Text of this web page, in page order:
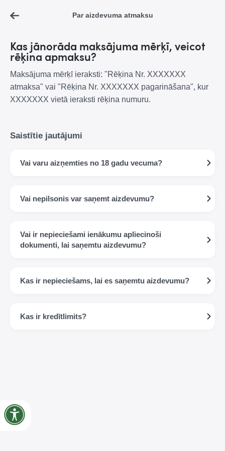
Par aizdevuma atmaksu
Kas jānorāda maksājuma mērķī, veicot
rēķina apmaksu?
Maksājuma mērķī ieraksti: "Rēķina Nr. XXXXXXX
atmaksa" vai "Rēķina Nr. XXXXXXX pagarināšana", kur
XXXXXXX vietā ieraksti rēķina numuru.
Saistītie jautājumi
Vai varu aizņemties no 18 gadu vecuma?
Vai nepilsonis var saņemt aizdevumu?
Vai ir nepieciešami ienākumu apliecinoši
dokumenti, lai saņemtu aizdevumu?
Kas ir nepieciešams, lai es saņemtu aizdevumu?
Kas ir kredītlimits?